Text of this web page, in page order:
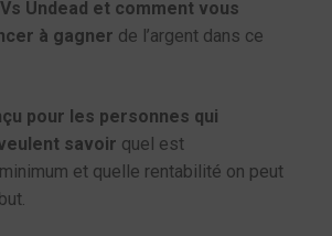
Undead et comment vous
à gagner de l’argent dans ce
pour les personnes qui
savoir quel est
et quelle rentabilité on peut